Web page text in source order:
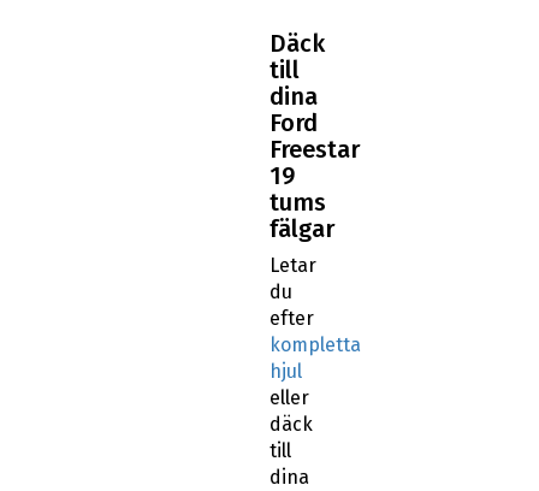
Däck
till
dina
Ford
Freestar
19
tums
fälgar
Letar
du
efter
kompletta
hjul
eller
däck
till
dina